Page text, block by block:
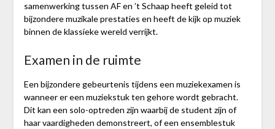
samenwerking tussen AF en ’t Schaap heeft geleid tot
bijzondere muzikale prestaties en heeft de kijk op muziek
binnen de klassieke wereld verrijkt.
Examen in de ruimte
Een bijzondere gebeurtenis tijdens een muziekexamen is
wanneer er een muziekstuk ten gehore wordt gebracht.
Dit kan een solo-optreden zijn waarbij de student zijn of
haar vaardigheden demonstreert, of een ensemblestuk